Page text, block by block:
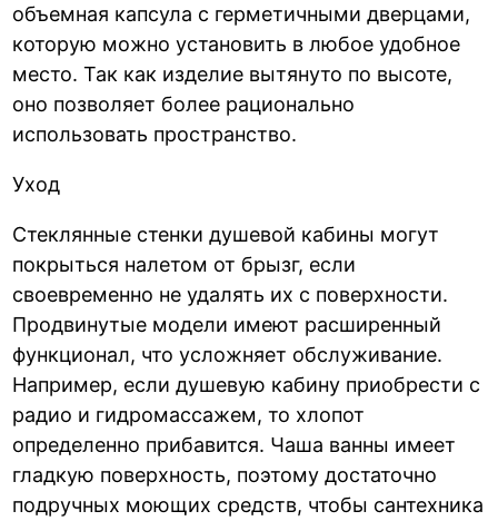
объемная капсула с герметичными дверцами,
которую можно установить в любое удобное
место. Так как изделие вытянуто по высоте,
оно позволяет более рационально
использовать пространство.
Уход
Стеклянные стенки душевой кабины могут
покрыться налетом от брызг, если
своевременно не удалять их с поверхности.
Продвинутые модели имеют расширенный
функционал, что усложняет обслуживание.
Например, если душевую кабину приобрести с
радио и гидромассажем, то хлопот
определенно прибавится. Чаша ванны имеет
гладкую поверхность, поэтому достаточно
подручных моющих средств, чтобы сантехника